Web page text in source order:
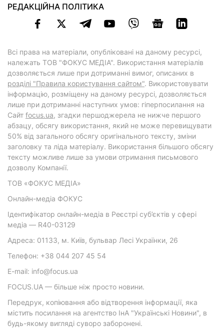
РЕДАКЦІЙНА ПОЛІТИКА
Всі права на матеріали, опубліковані на даному ресурсі,
належать ТОВ "ФОКУС МЕДІА". Використання матеріалів
дозволяється лише при дотриманні вимог, описаних в
розділі "Правила користування сайтом". Використовувати
інформацію, розміщену на даному ресурсі, дозволяється
лише при дотриманні наступних умов: гіперпосилання на
Cайт focus.ua, згадки першоджерела не нижче першого
абзацу, обсягу використання, який не може перевищувати
50% від загального обсягу оригінального тексту, зміни
заголовку та ліда матеріалу. Використання більшого обсягу
тексту можливе лише за умови отримання письмового
дозволу Компанії.
ТОВ «ФОКУС МЕДІА»
Онлайн-медіа ФОКУС
Ідентифікатор онлайн-медіа в Реєстрі суб’єктів у сфері
медіа — R40-03129
Адреса: 01133, м. Київ, бульвар Лесі Українки, 26
Телефон: +38 044 207 45 54
E-mail: info@focus.ua
FOCUS.UA — більше ніж просто новини.
Передрук, копіювання або відтворення інформації, яка
містить посилання на агентство ІнА "Українські Новини", в
будь-якому вигляді суворо заборонені.